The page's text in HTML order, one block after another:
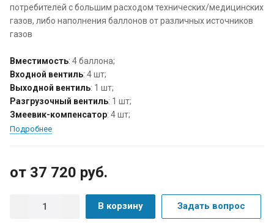
потребителей с большим расходом технических/медицинских
газов, либо наполнения баллонов от различных источников
газов
Вместимость: 4 баллона;
Входной вентиль: 4 шт;
Выходной вентиль: 1 шт;
Разгрузочный вентиль: 1 шт;
Змеевик-компенсатор: 4 шт;
Подробнее
от 37 720 руб.
В корзину Задать вопрос